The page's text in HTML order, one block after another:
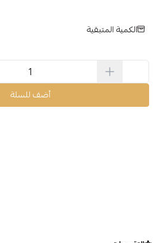
الكمية المتبقية
أضف للسلة